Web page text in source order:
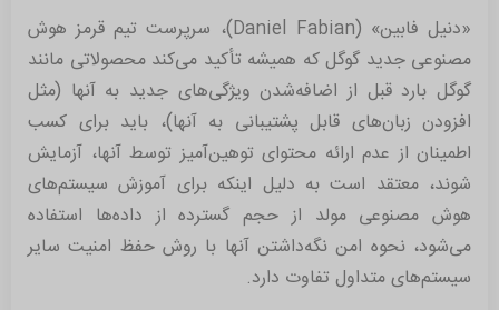
«دنیل فابین» (Daniel Fabian)، سرپرست تیم قرمز هوش
مصنوعی جدید گوگل که همیشه تأکید می‌کند محصولاتی مانند
گوگل بارد قبل از اضافه‌شدن ویژگی‌های جدید به آنها (مثل
افزودن زبان‌های قابل پشتیبانی به آنها)، باید برای کسب
اطمینان از عدم ارائه محتوای توهین‌آمیز توسط آنها، آزمایش
شوند، معتقد است به دلیل اینکه برای آموزش سیستم‌های
هوش مصنوعی مولد از حجم گسترده از داده‌ها استفاده
می‌شود، نحوه امن نگه‌داشتن آنها با روش حفظ امنیت سایر
سیستم‌های متداول تفاوت دارد.